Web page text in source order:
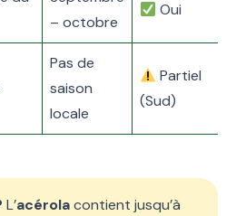
– octobre
Oui
Pas de
saison
locale
Partiel
(Sud)
L’acérolacontient jusqu’à